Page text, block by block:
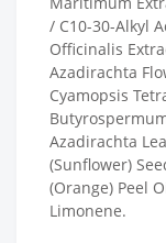
/ C10-30-Alkyl
Officinalis
Azadirachta
Cyamopsis
Azadirachta
(Sunflower)
(Orange) Peel
Limonene.